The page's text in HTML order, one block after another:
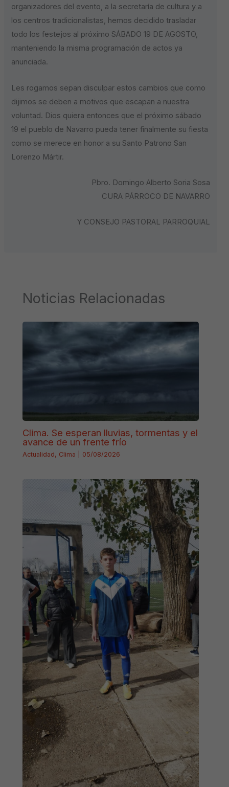
organizadores del evento, a la secretaría de cultura y a
los centros tradicionalistas, hemos decidido trasladar
todo los festejos al próximo SÁBADO 19 DE AGOSTO,
manteniendo la misma programación de actos ya
anunciada.
Les rogamos sepan disculpar estos cambios que como
dijimos se deben a motivos que escapan a nuestra
voluntad. Dios quiera entonces que el próximo sábado
19 el pueblo de Navarro pueda tener finalmente su fiesta
como se merece en honor a su Santo Patrono San
Lorenzo Mártir.
Pbro. Domingo Alberto Soria Sosa
CURA PÁRROCO DE NAVARRO
Y CONSEJO PASTORAL PARROQUIAL
Noticias Relacionadas
Clima. Se esperan lluvias, tormentas y el
avance de un frente frío
Actualidad, Clima 05/08/2026